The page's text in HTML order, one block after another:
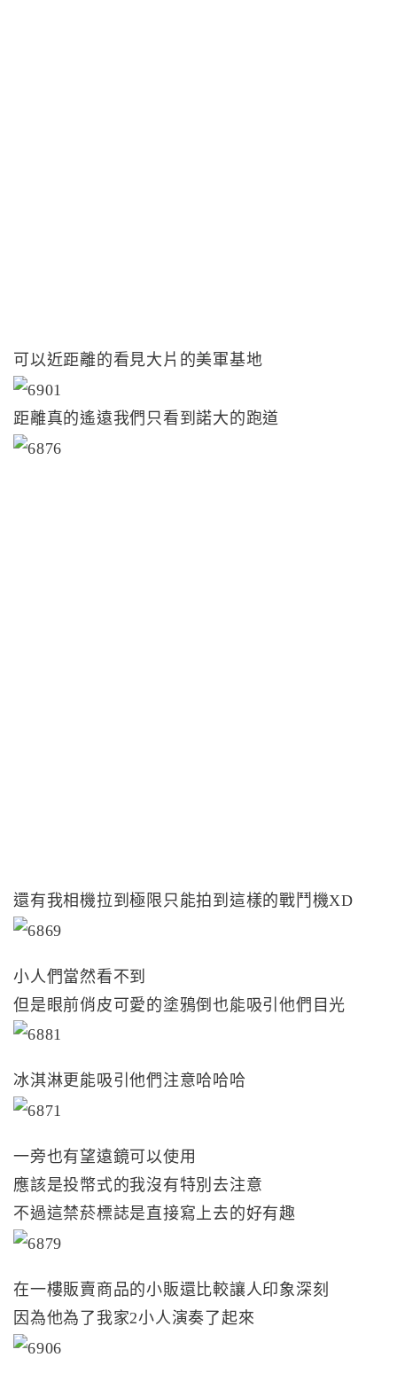
可以近距離的看見大片的美軍基地
距離真的遙遠我們只看到諾大的跑道
還有我相機拉到極限只能拍到這樣的戰鬥機XD
小人們當然看不到
但是眼前俏皮可愛的塗鴉倒也能吸引他們目光
冰淇淋更能吸引他們注意哈哈哈
一旁也有望遠鏡可以使用
應該是投幣式的我沒有特別去注意
不過這禁菸標誌是直接寫上去的好有趣
在一樓販賣商品的小販還比較讓人印象深刻
因為他為了我家2小人演奏了起來